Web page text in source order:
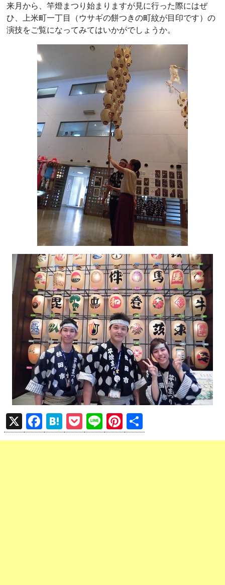
来月から、竿燈まつり始まりますが見に行った際にはぜ
ひ、上米町一丁目（ウサギの餅つきの町紋が目印です）の
演技をご覧になってみてはいかがでしょうか。
X
F
a
H
at
P
o
Li
n
Pi
nt 有